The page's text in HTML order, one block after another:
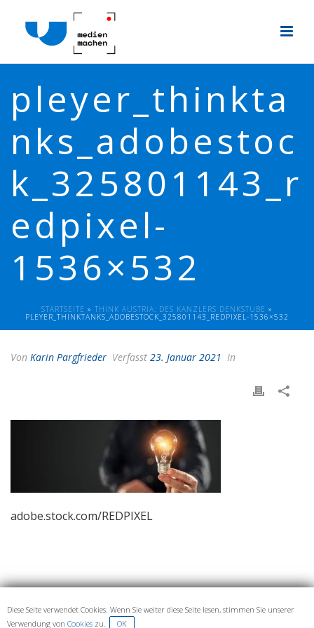
pleyer_thinkta
nks_adobestoc
k_325801143_r
edpixel-
1536×532
STARTSEITE » THINK AUSTRIA: DES KANZLERS DENKSTUBE »
PLEYER_THINKTANKS_ADOBESTOCK_325801143_REDPIXEL-1536×532
Von Karin Pargfrieder Verfasst 23. Januar 2021 In
adobe.stock.com/REDPIXEL
IMPRESSUM UND DATENSCHUTZ
Diese Seite verwendet Cookies. Wenn Sie weiter diese Seite lesen, stimmen Sie unserer
Verwendung von Cookies zu. OK